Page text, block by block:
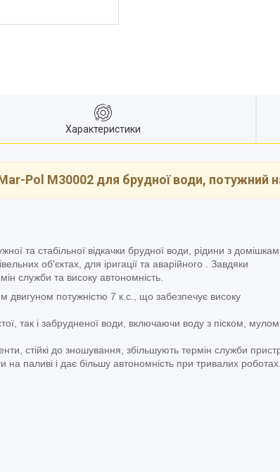
Характеристики
Pol M30002 для брудної води, потужний
та стабільної відкачки брудної води, рідини з
об'єктах, для іригації та аварійного . Завдяки
служби та високу автономність.
потужністю 7 к.с., що забезпечує високу
так і забрудненої води, включаючи воду з піском, мулом
стійкі до зношування, збільшують термін служби
паливі і дає більшу автономність при тривалих роботах.